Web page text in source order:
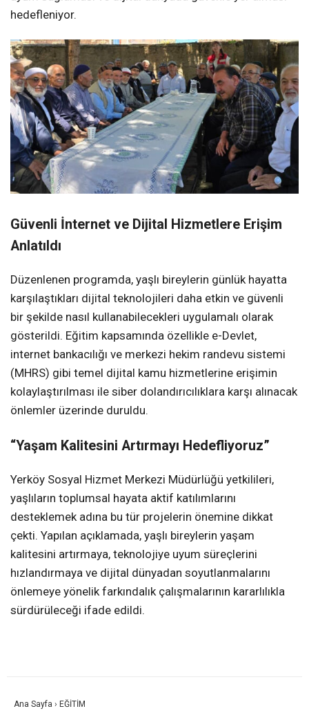
hedefleniyor.
Güvenli İnternet ve Dijital Hizmetlere Erişim
Anlatıldı
Düzenlenen programda, yaşlı bireylerin günlük hayatta
karşılaştıkları dijital teknolojileri daha etkin ve güvenli
bir şekilde nasıl kullanabilecekleri uygulamalı olarak
gösterildi. Eğitim kapsamında özellikle e-Devlet,
internet bankacılığı ve merkezi hekim randevu sistemi
(MHRS) gibi temel dijital kamu hizmetlerine erişimin
kolaylaştırılması ile siber dolandırıcılıklara karşı alınacak
önlemler üzerinde duruldu.
“Yaşam Kalitesini Artırmayı Hedefliyoruz”
Yerköy Sosyal Hizmet Merkezi Müdürlüğü yetkilileri,
yaşlıların toplumsal hayata aktif katılımlarını
desteklemek adına bu tür projelerin önemine dikkat
çekti. Yapılan açıklamada, yaşlı bireylerin yaşam
kalitesini artırmaya, teknolojiye uyum süreçlerini
hızlandırmaya ve dijital dünyadan soyutlanmalarını
önlemeye yönelik farkındalık çalışmalarının kararlılıkla
sürdürüleceği ifade edildi.
Ana Sayfa › EĞİTİM